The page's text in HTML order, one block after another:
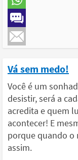
Vá sem medo!
Você é um
desistir, será a
acredita e quem
acontecer! E
porque quando o
assim.